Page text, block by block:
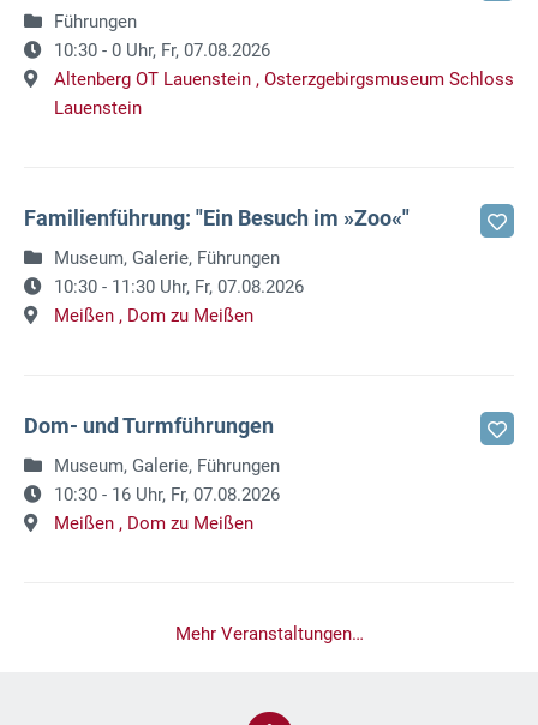
Führungen
10:30 - 0 Uhr, Fr, 07.08.2026
Altenberg OT Lauenstein , Osterzgebirgsmuseum Schloss
Lauenstein
Familienführung: "Ein Besuch im »Zoo«"
Museum, Galerie, Führungen
10:30 - 11:30 Uhr, Fr, 07.08.2026
Meißen , Dom zu Meißen
Dom- und Turmführungen
Museum, Galerie, Führungen
10:30 - 16 Uhr, Fr, 07.08.2026
Meißen , Dom zu Meißen
Mehr Veranstaltungen…